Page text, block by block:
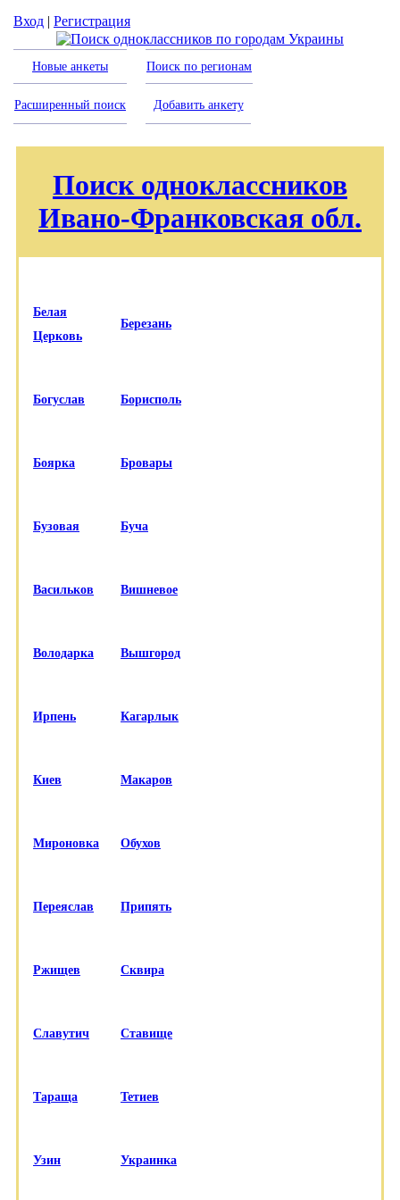
Вход | Регистрация
Новые анкеты Поиск по регионам
Расширенный поиск Добавить анкету
Поиск одноклассников
Ивано-Франковская обл.
Белая
Церковь
Березань
Богуслав Борисполь
Боярка Бровары
Бузовая Буча
Васильков Вишневое
Володарка Вышгород
Ирпень Кагарлык
Киев Макаров
Мироновка Обухов
Переяслав Припять
Ржищев Сквира
Славутич Ставище
Тараща Тетиев
Узин Украинка